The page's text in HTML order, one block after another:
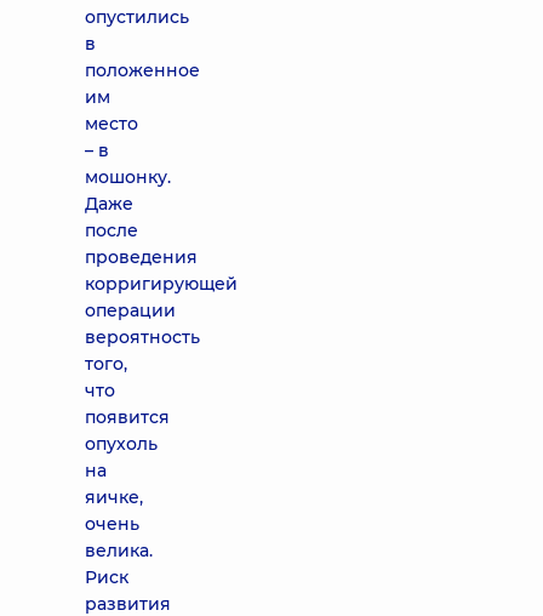
опустились
в
положенное
им
место
– в
мошонку.
Даже
после
проведения
корригирующей
операции
вероятность
того,
что
появится
опухоль
на
яичке,
очень
велика.
Риск
развития